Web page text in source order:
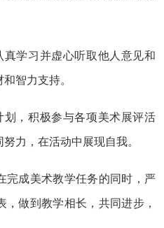
学习并虚心听取他人意见和
智力支持。
，积极参与各项美术展评活
力，在活动中展现自我。
完成美术教学任务的同时，严
做到教学相长，共同进步，